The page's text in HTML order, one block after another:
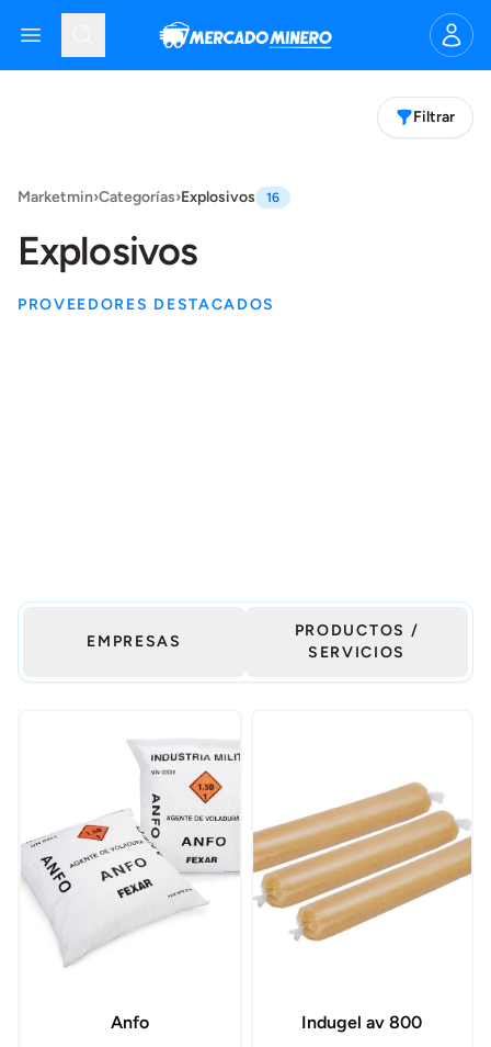
Open menu Mercado Minero
Filtrar
Marketmin›Categorías›Explosivos 16
Explosivos
PROVEEDORES DESTACADOS
EMPRESAS
PRODUCTOS /
SERVICIOS
Anfo Indugel av 800